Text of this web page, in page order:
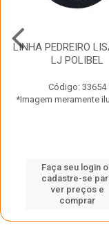
LINHA PEDREIRO
LJ POLIBEL
Código: 33654
*Imagem meramente
Faça seu login
cadastre-se
ver preços e
comprar